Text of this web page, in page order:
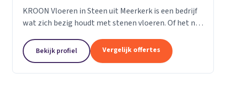
KROON Vloeren in Steen uit Meerkerk is een bedrijf
wat zich bezig houdt met stenen vloeren. Of het nu
tegelzetters, vloerverwarming, onderhoud,...
Bekijk profiel Vergelijk offertes